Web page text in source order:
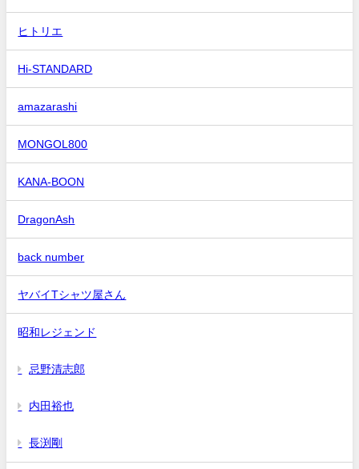
ヒトリエ
Hi-STANDARD
amazarashi
MONGOL800
KANA-BOON
DragonAsh
back number
ヤバイTシャツ屋さん
昭和レジェンド
忌野清志郎
内田裕也
長渕剛